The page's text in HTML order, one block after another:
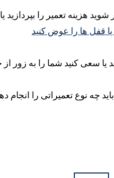
هزینه تعمیر را بپردازید
قفل ها را عوض کنید
یا سعی کنید شما را به زور از
چه نوع تعمیراتی را انجام